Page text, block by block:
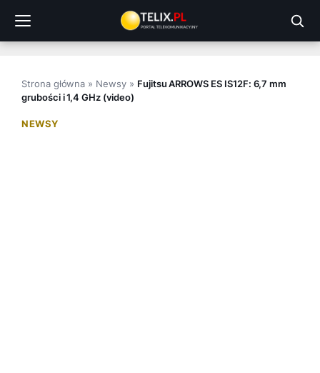
treści
Strona główna » Newsy» Fujitsu ARROWS ES IS12F: 6,7 mm
grubości i 1,4 GHz (video)
NEWSY